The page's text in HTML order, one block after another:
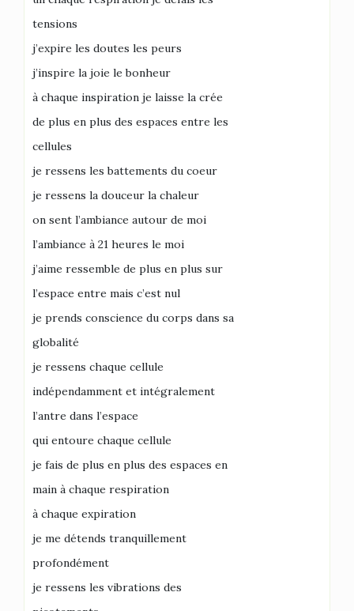
tensions
j’expire les doutes les peurs
j’inspire la joie le bonheur
à chaque inspiration je laisse la crée
de plus en plus des espaces entre les
cellules
je ressens les battements du coeur
je ressens la douceur la chaleur
on sent l’ambiance autour de moi
l’ambiance à 21 heures le moi
j’aime ressemble de plus en plus sur
l’espace entre mais c’est nul
je prends conscience du corps dans sa
globalité
je ressens chaque cellule
indépendamment et intégralement
l’antre dans l’espace
qui entoure chaque cellule
je fais de plus en plus des espaces en
main à chaque respiration
à chaque expiration
je me détends tranquillement
profondément
je ressens les vibrations des